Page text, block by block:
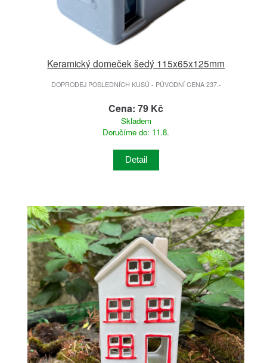
Keramický domeček šedý 115x65x125mm
DOPRODEJ POSLEDNÍCH KUSŮ - PŮVODNÍ CENA 237.-
Cena: 79 Kč
Skladem
Doručíme do: 11.8.
Detail